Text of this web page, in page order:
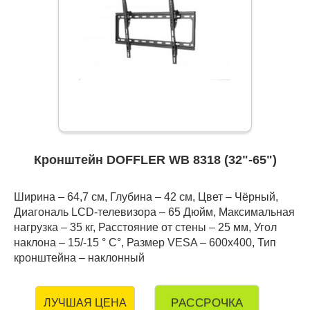
Кронштейн DOFFLER WB 8318 (32"-65")
Ширина – 64,7 см, Глубина – 42 см, Цвет – Чёрный,
Диагональ LCD-телевизора – 65 Дюйм, Максимальная
нагрузка – 35 кг, Расстояние от стены – 25 мм, Угол
наклона – 15/-15 ° С°, Размер VESA – 600х400, Тип
кронштейна – наклонный
ЛУЧШАЯ ЦЕНА РАССРОЧКА